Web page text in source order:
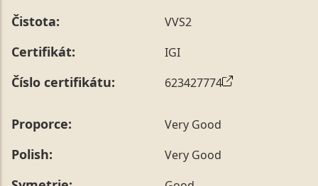
Čistota: VVS2
Certifikát: IGI
Číslo certifikátu: 623427774
Proporce: Very Good
Polish: Very Good